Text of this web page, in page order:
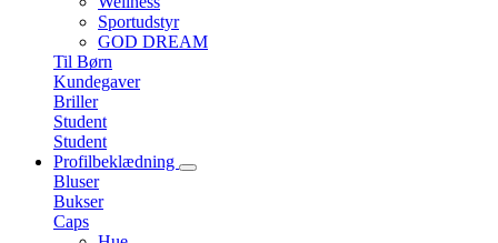
Sportudstyr
GOD DREAM
Til Børn
Kundegaver
Briller
Student
Student
Profilbeklædning
Bluser
Bukser
Caps